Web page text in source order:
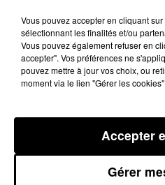
5 juillet 2023 - 3 min 57 sec
LES INFOS DU BÉARN
Vous pouvez accepter en cliquant
sélectionnant les finalités et/ou
Vous pouvez également refuser en
accepter". Vos préférences ne
pouvez mettre à jour vos choix, ou
moment via le lien "Gérer les
Gérer
Accepter